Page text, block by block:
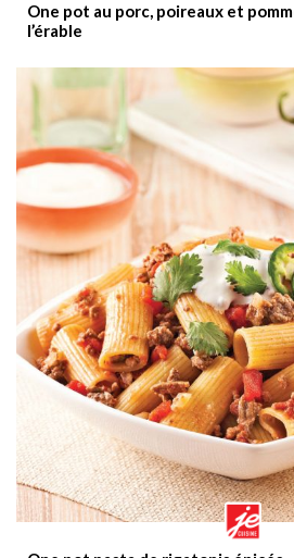
One pot au porc, poireaux et
l’érable